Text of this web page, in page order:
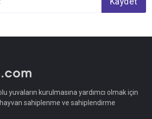
yuvaların kurulmasına yardımcı olmak için
sahiplenme ve sahiplendirme